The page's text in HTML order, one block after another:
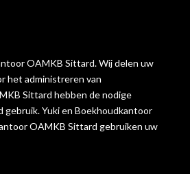
OAMKB Sittard. Wij delen uw
het administreren van
Sittard hebben de nodige
Yuki en Boekhoudkantoor
OAMKB Sittard gebruiken uw